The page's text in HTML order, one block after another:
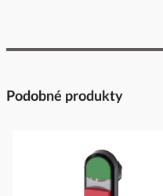
Podobné produkty